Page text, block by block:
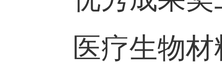
类课题10